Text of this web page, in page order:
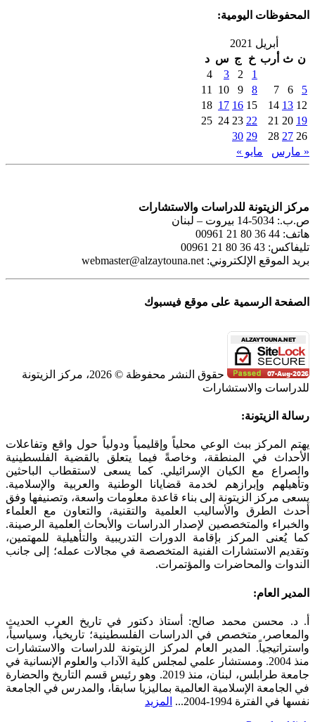
المحفوظات اليومية:
أبريل 2021
ن ث أرب خ ج س د
1
2
3
4
5
6
7
8
9
10
11
12
13
14
15
16
17
18
19
20
21
22
23
24
25
26
27
28
29
30
« مارس
مايو »
مركز الزيتونة للدراسات والاستشارات
ص.ب.: 5034-14 بيروت – لبنان
هاتف: 44 36 80 21 00961
تليفاكس: 43 36 80 21 00961
بريد الموقع الإلكتروني: webmaster@alzaytouna.net
الصفحة الرسمية على موقع فيسبوك
حقوق النشر محفوظة © 2026، مركز الزيتونة
للدراسات والاستشارات
Toggle
Bar
Area
رسالة الزيتونة:
يهتم المركز ببث الوعي محلياً وإقليمياً ودولياً حول واقع وتفاعلات
الأحداث في المنطقة، وخاصةً فيما يتعلق بالقضية الفلسطينية
والصراع مع الكيان الإسرائيلي. كما يسعى لاستقطاب الباحثين
وتأهيلهم وإبرازهم لخدمة قضايانا الوطنية والعربية والإسلامية.
يسعى مركز الزيتونة إلى بناء قاعدة معلومات واسعة، وتصنيفها وفق
أحدث الطرق والأساليب العلمية والتقنية، والتعاون مع العلماء
والخبراء والمتخصصين لإصدار الدراسات والأبحاث العلمية الرصينة.
كما يُعنى المركز بإقامة الدورات التدريبية والتأهيلية للمهتمين،
وتقديم الاستشارات الفنية المتخصصة في مجالات عمله؛ إلى جانب
الندوات والمحاضرات والمؤتمرات.
المدير العام:
أ. د. محسن محمد صالح: أستاذ دكتور في تاريخ العرب الحديث
والمعاصر، متخصص في الدراسات الفلسطينية؛ تاريخياً، وسياسياً،
واستراتيجياً. المدير العام لمركز الزيتونة للدراسات والاستشارات
منذ 2004. ومستشار علمي لمجلس كلية الآداب والعلوم الإنسانية في
جامعة طرابلس، لبنان، منذ 2019. وهو رئيس قسم التاريخ والحضارة
في الجامعة الإسلامية العالمية بماليزيا سابقاً، والمدرس في الجامعة
نفسها في الفترة 1994-2004...
المزيد